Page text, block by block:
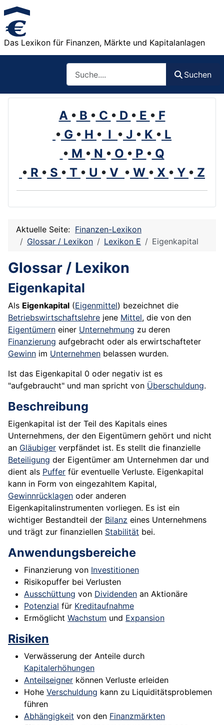
Das Lexikon für Finanzen, Märkte und Kapitalanlagen
Suchen
A • B • C • D • E • F
• G • H • I • J • K • L
• M • N • O • P • Q
• R • S • T • U • V • W • X • Y • Z
Aktuelle Seite: Finanzen-Lexikon
Glossar / Lexikon
Lexikon E Eigenkapital
Glossar / Lexikon
Eigenkapital
Als Eigenkapital (Eigenmittel) bezeichnet die
Betriebswirtschaftslehre jene Mittel, die von den
Eigentümern einer Unternehmung zu deren
Finanzierung aufgebracht oder als erwirtschafteter
Gewinn im Unternehmen belassen wurden.
Ist das Eigenkapital 0 oder negativ ist es
"aufgebraucht" und man spricht von Überschuldung.
Beschreibung
Eigenkapital ist der Teil des Kapitals eines
Unternehmens, der den Eigentümern gehört und nicht
an Gläubiger verpfändet ist. Es stellt die finanzielle
Beteiligung der Eigentümer am Unternehmen dar und
dient als Puffer für eventuelle Verluste. Eigenkapital
kann in Form von eingezahltem Kapital,
Gewinnrücklagen oder anderen
Eigenkapitalinstrumenten vorliegen. Es ist ein
wichtiger Bestandteil der Bilanz eines Unternehmens
und trägt zur finanziellen Stabilität bei.
Anwendungsbereiche
Finanzierung von Investitionen
Risikopuffer bei Verlusten
Ausschüttung von Dividenden an Aktionäre
Potenzial für Kreditaufnahme
Ermöglicht Wachstum und Expansion
Risiken
Verwässerung der Anteile durch
Kapitalerhöhungen
Anteilseigner können Verluste erleiden
Hohe Verschuldung kann zu Liquiditätsproblemen
führen
Abhängigkeit von den Finanzmärkten